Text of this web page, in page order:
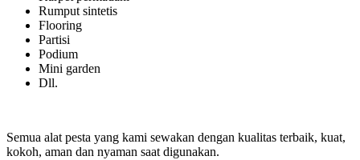
Rumput sintetis
Flooring
Partisi
Podium
Mini garden
Dll.
Semua alat pesta yang kami sewakan dengan kualitas terbaik, kuat,
kokoh, aman dan nyaman saat digunakan.